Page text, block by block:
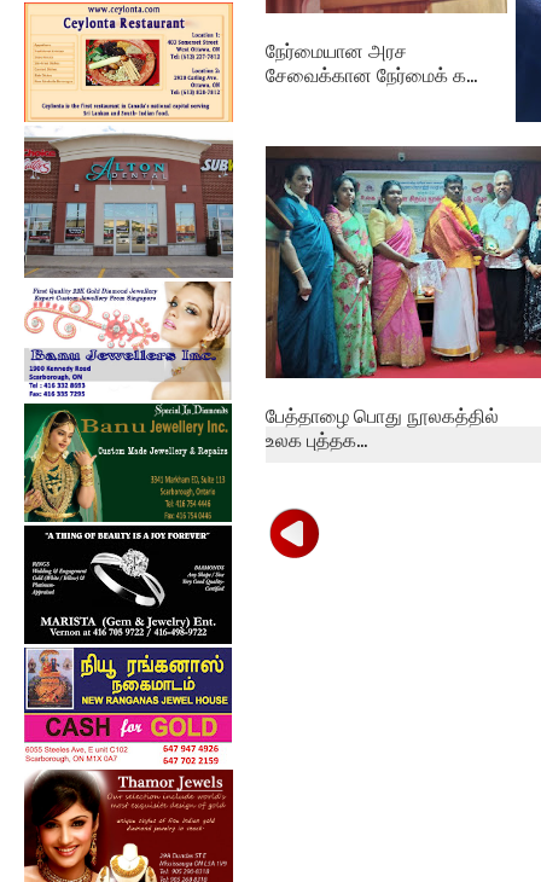
நேர்மையான அரச
சேவைக்கான நேர்மைக் க...
பேத்தாழை பொது நூலகத்தில்
உலக புத்தக...